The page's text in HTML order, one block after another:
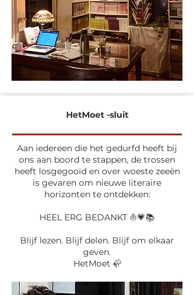
HetMoet -sluit
Aan iedereen die het gedurfd heeft bij
ons aan boord te stappen, de trossen
heeft losgegooid en over woeste zeeën
is gevaren om nieuwe literaire
horizonten te ontdekken:
HEEL ERG BEDANKT ⛵️💗📚
Blijf lezen. Blijf delen. Blijf om elkaar
geven.
HetMoet 🦣